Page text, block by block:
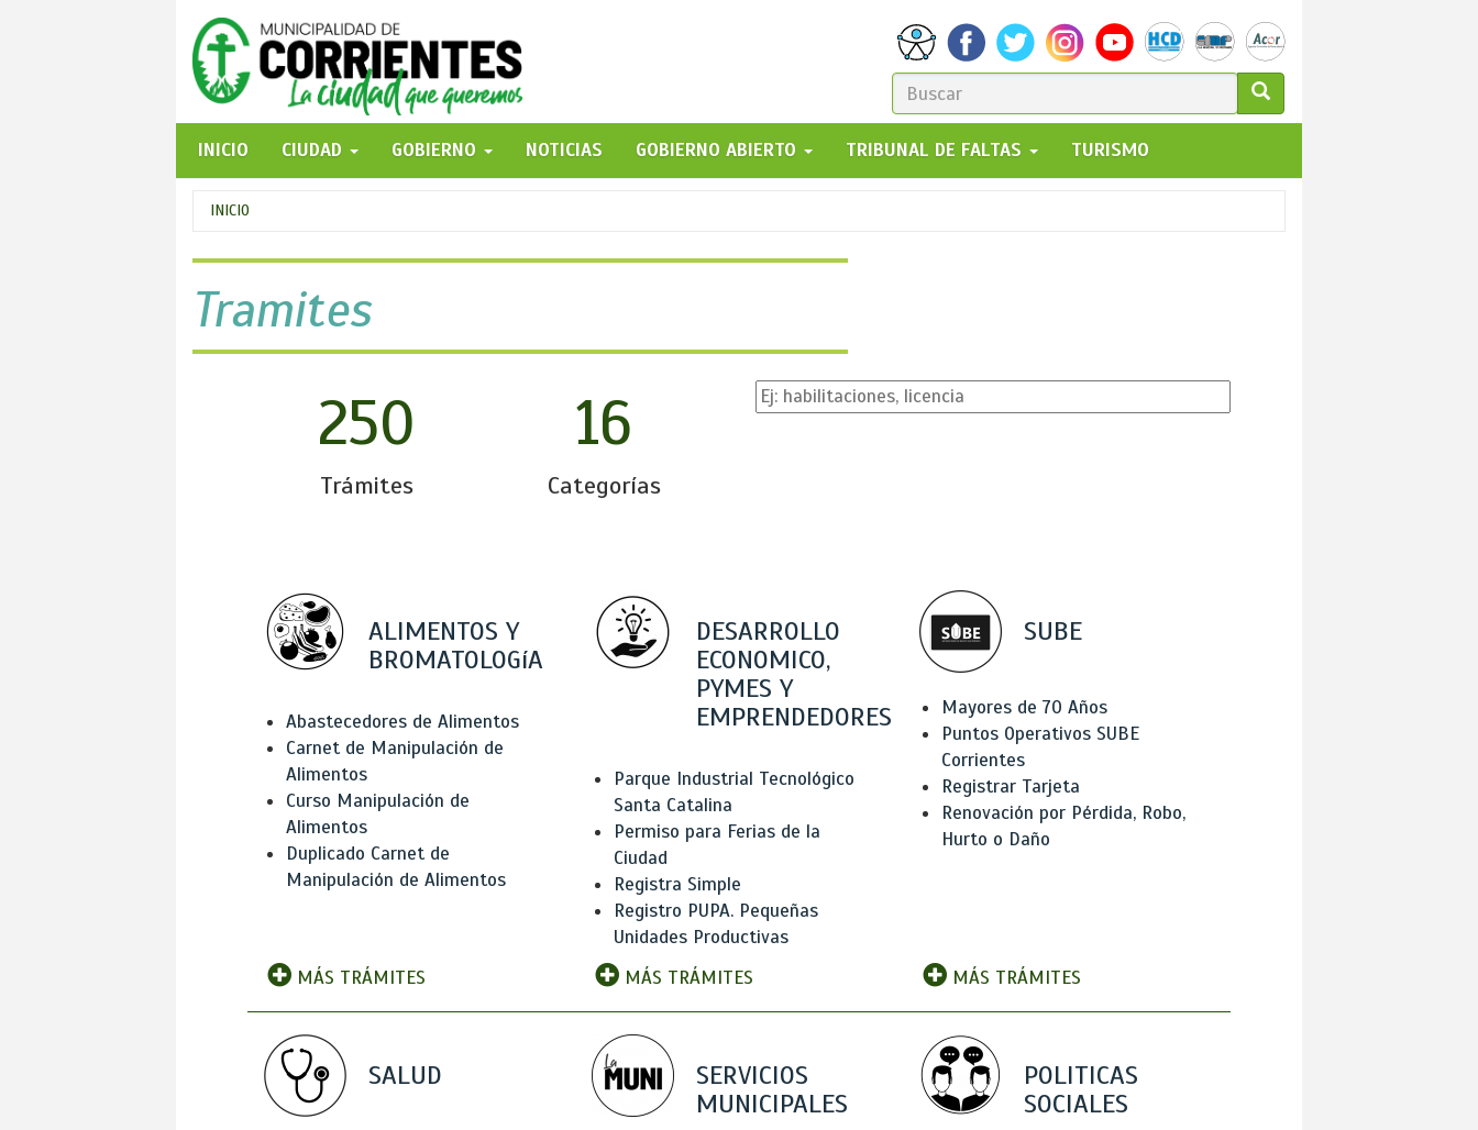
FORMULARIO
DE
BÚSQUEDA
GO!
INICIO
CIUDAD GOBIERNO NOTICIAS GOBIERNO ABIERTO TRIBUNAL DE FALTAS TURISMO
Se
encuentra
usted
aquí
INICIO
Tramites
250
Trámites
16
Categorías
ALIMENTOS Y
BROMATOLOGíA
Abastecedores de Alimentos
Carnet de Manipulación de
Alimentos
Curso Manipulación de
Alimentos
Duplicado Carnet de
Manipulación de Alimentos
MÁS TRÁMITES
DESARROLLO
ECONOMICO,
PYMES Y
EMPRENDEDORES
Parque Industrial Tecnológico
Santa Catalina
Permiso para Ferias de la
Ciudad
Registra Simple
Registro PUPA. Pequeñas
Unidades Productivas
MÁS TRÁMITES
SUBE
Mayores de 70 Años
Puntos Operativos SUBE
Corrientes
Registrar Tarjeta
Renovación por Pérdida, Robo,
Hurto o Daño
MÁS TRÁMITES
SALUD
SERVICIOS
MUNICIPALES
POLITICAS
SOCIALES